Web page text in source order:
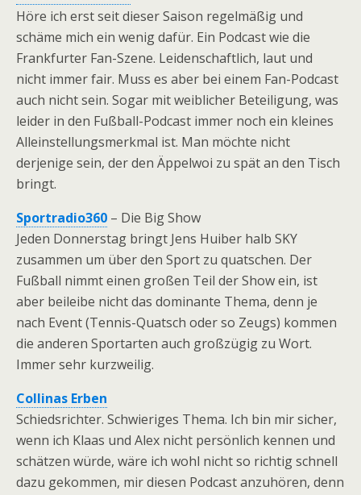
Höre ich erst seit dieser Saison regelmäßig und
schäme mich ein wenig dafür. Ein Podcast wie die
Frankfurter Fan-Szene. Leidenschaftlich, laut und
nicht immer fair. Muss es aber bei einem Fan-Podcast
auch nicht sein. Sogar mit weiblicher Beteiligung, was
leider in den Fußball-Podcast immer noch ein kleines
Alleinstellungsmerkmal ist. Man möchte nicht
derjenige sein, der den Äppelwoi zu spät an den Tisch
bringt.
Sportradio360 – Die Big Show
Jeden Donnerstag bringt Jens Huiber halb SKY
zusammen um über den Sport zu quatschen. Der
Fußball nimmt einen großen Teil der Show ein, ist
aber beileibe nicht das dominante Thema, denn je
nach Event (Tennis-Quatsch oder so Zeugs) kommen
die anderen Sportarten auch großzügig zu Wort.
Immer sehr kurzweilig.
Collinas Erben
Schiedsrichter. Schwieriges Thema. Ich bin mir sicher,
wenn ich Klaas und Alex nicht persönlich kennen und
schätzen würde, wäre ich wohl nicht so richtig schnell
dazu gekommen, mir diesen Podcast anzuhören, denn